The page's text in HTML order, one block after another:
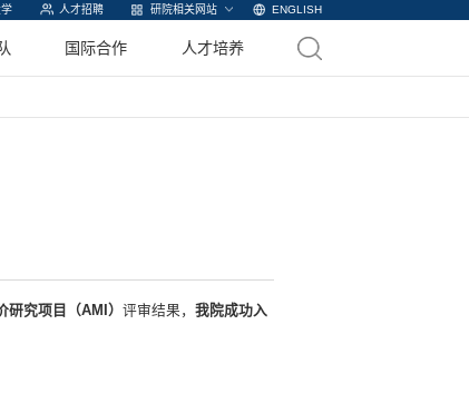
人才招聘 研院相关网站 ENGLISH
国际合作 人才培养
究项目（AMI） 评审结果， 我院成功入